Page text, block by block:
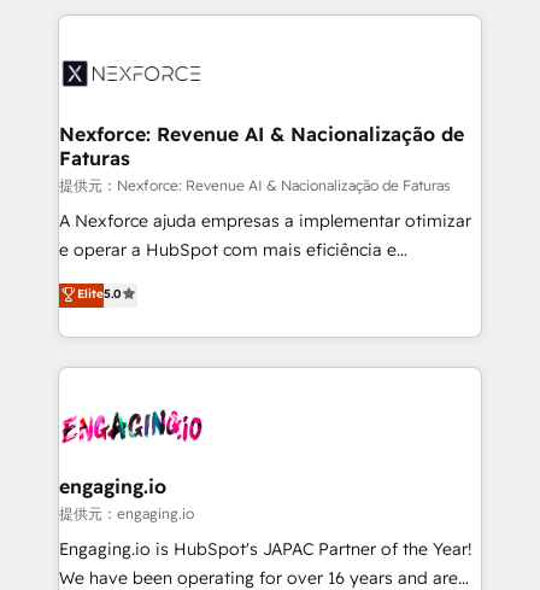
HubSpot Elite Partner—trusted by companies across
Implementation & Migration Onboarding across all
Station, Freshdesk, Intercom, and more. Custom
objects, automations, and integrations built for
growth. 🚀 AI-Driven GTM Orchestration Unify
HubSpot with LinkedIn, WhatsApp, email, paid
media, and AI voice to drive pipeline. 🤖 AI Custom
prospecting, follow-ups, service triage, and
knowledge retrieval—built in HubSpot. ⚡ Fast-Track
advanced optimization & adoption 📍 São Paulo, BR
• Des Moines, IA • New York, NY
Nexforce: Revenue AI & Nacionalização de
Faturas
提供元：Nexforce: Revenue AI & Nacionalização de Faturas
A Nexforce ajuda empresas a implementar otimizar
e operar a HubSpot com mais eficiência e
previsibilidade de receita. Combinamos Revenue
Operations (RevOps) e Inteligência Artificial para
estruturar processos integrar sistemas organizar
dados e automatizar operações. O objetivo é
operacional de receita conectando equipes
Também somos distribuidores oficiais da HubSpot
e de mais de 150 softwares globais permitindo
contratar e pagar a HubSpot em reais com nota
fiscal no Brasil e gerar economia de até 50% na
Elite5.0
engaging.io
提供元：engaging.io
Engaging.io is HubSpot's JAPAC Partner of the Year!
We have been operating for over 16 years and are